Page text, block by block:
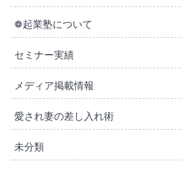
❁起業塾について
セミナー実績
メディア掲載情報
愛され妻の差し入れ術
未分類